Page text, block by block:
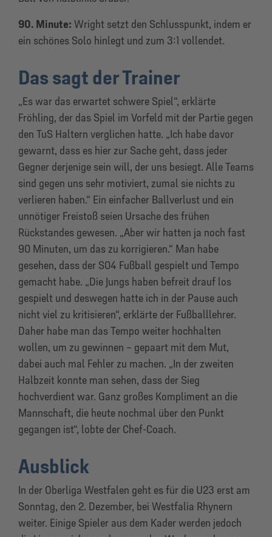
90. Minute: Wright setzt den Schlusspunkt, indem er
ein schönes Solo hinlegt und zum 3:1 vollendet.
Das sagt der Trainer
„Es war das erwartet schwere Spiel“, erklärte
Fröhling, der das Spiel im Vorfeld mit der Partie gegen
den TuS Haltern verglichen hatte. „Ich habe davor
gewarnt, dass es hier zur Sache geht, dass jeder
Gegner derjenige sein will, der uns besiegt. Alle Teams
sind gegen uns sehr motiviert, zumal sie nichts zu
verlieren haben.“ Ein einfacher Ballverlust und ein
unnötiger Freistoß seien Ursache des frühen
Rückstandes gewesen. „Aber wir hatten ja noch fast
90 Minuten, um das zu korrigieren.“ Man habe
gesehen, dass der S04 Fußball gespielt und Tempo
gemacht habe. „Die Jungs haben befreit drauf los
gespielt und deswegen hatte ich in der Pause auch
nicht viel zu kritisieren“, erklärte der Fußballlehrer.
Daher habe man das Tempo weiter hochhalten
wollen, um zu gewinnen – gepaart mit dem Mut,
dabei auch mal Fehler zu machen. „In der zweiten
Halbzeit konnte man sehen, dass der Sieg
hochverdient war. Ganz großes Kompliment an die
Mannschaft, die heute nochmal über den Punkt
gegangen ist“, lobte der Chef-Coach.
Ausblick
In der Oberliga Westfalen geht es für die U23 erst am
Sonntag, den 2. Dezember, bei Westfalia Rhynern
weiter. Einige Spieler aus dem Kader werden jedoch